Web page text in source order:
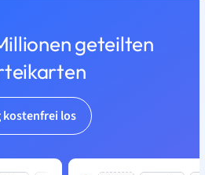
geteilten
kostenfrei los